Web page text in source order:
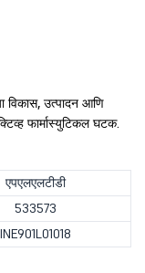
विकास, उत्पादन आणि
फार्मास्युटिकल घटक.
एपएलएलटीडी
533573
INE901L01018